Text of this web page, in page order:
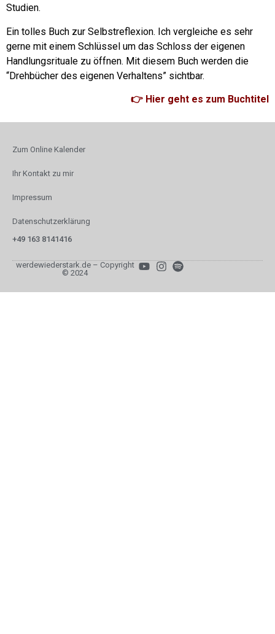
Studien.
Ein tolles Buch zur Selbstreflexion. Ich vergleiche es sehr
gerne mit einem Schlüssel um das Schloss der eigenen
Handlungsrituale zu öffnen. Mit diesem Buch werden die
“Drehbücher des eigenen Verhaltens” sichtbar.
👉 Hier geht es zum Buchtitel
Zum Online Kalender
Ihr Kontakt zu mir
Impressum
Datenschutzerklärung
+49 163 8141416
werdewiederstark.de – Copyright
© 2024